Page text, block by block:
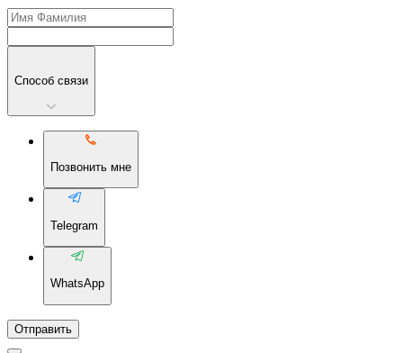
Способ связи
Позвонить мне
Telegram
WhatsApp
Отправить